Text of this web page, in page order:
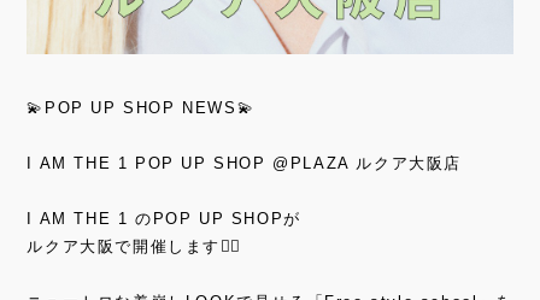
💫POP UP SHOP NEWS💫
I AM THE 1 POP UP SHOP @PLAZA ルクア大阪店
I AM THE 1 のPOP UP SHOPが
ルクア大阪で開催します❤️‍🔥